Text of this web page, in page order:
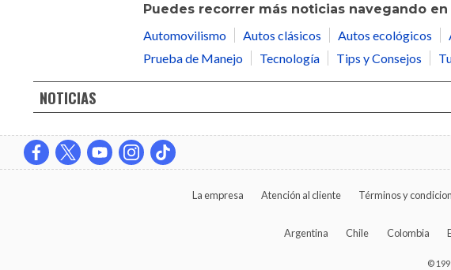
Puedes recorrer más noticias navegando
Automovilismo
Autos clásicos Autos ecológicos
Prueba de Manejo
Tecnología Tips y Consejos
NOTICIAS
La empresa Atención al cliente Términos y
Argentina Chile Colombia
©